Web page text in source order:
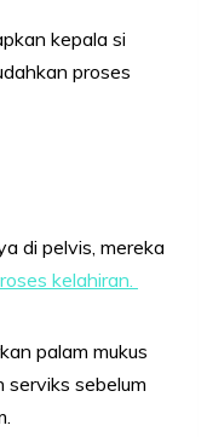
kepala si
proses
di pelvis, mereka
kelahiran.
palam mukus
serviks sebelum